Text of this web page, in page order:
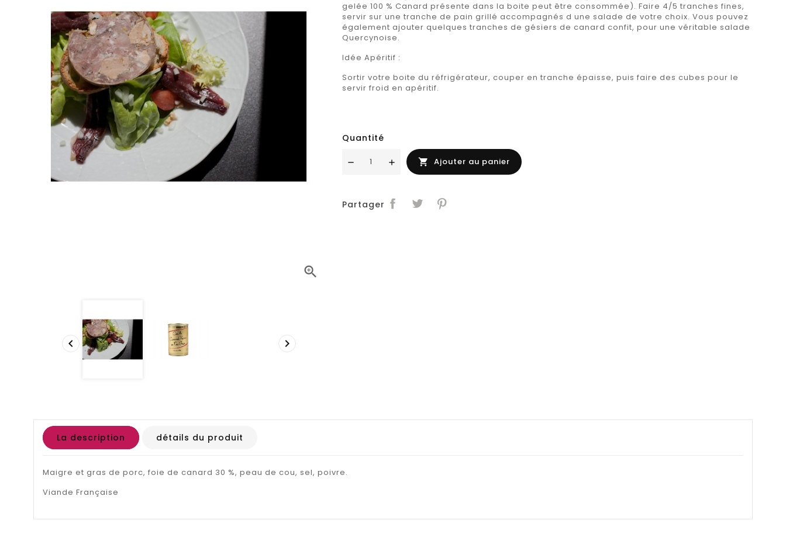

 
gelée 100 % Canard présente dans la boite peut être consommée). Faire 4/5 tranches fines,
servir sur une tranche de pain grillé accompagnés d une salade de votre choix. Vous pouvez
également ajouter quelques tranches de gésiers de canard confit, pour une véritable salade
Quercynoise.
Idée Apéritif :
Sortir votre boite du réfrigérateur, couper en tranche épaisse, puis faire des cubes pour le
servir froid en apéritif.
Quantité
 Ajouter au panier
Partager
La description détails du produit
Maigre et gras de porc, foie de canard 30 %, peau de cou, sel, poivre.
Viande Française